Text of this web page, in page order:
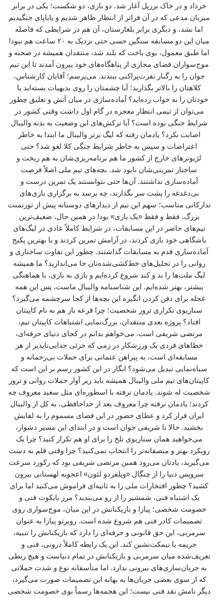
خرداد و در خاک برزیل آغاز شد. دو بازی، دو شکست؛ یکی در برابر
میزبان مدعی که در آن فراتر از انتظار ظاهر شدیم و پایاپای جنگیدیم
اما نشد، و دیگری برابر بلغارستان، آن هم در شرایطی که فاصله
میان این دو مسابقه سنگین حسی حتی نزدیک به ۲۰ ساعت هم نبود!
اما طبق معمول، بوی باخت که بلند شد، منتقدان همیشه در صحنه و
موج‌سواران فضای مجازی از پناهگاه‌های خود بیرون آمدند تا این تیم
جوان را به رگبار نفرت‌پراکنی ببندند. می‌پرسم؛ آقایان کارشناس،
کلاهتان را بالاتر بگذارید؛ آیا چشمتان را روی بدیهیات بسته‌اید یا
خودتان را به خواب زده‌اید؟ آماده‌سازی در میان آتش و تعلیق چطور
می‌توان از تیمی انتظار معجزه در گام اول داشت وقتی کشور در
شرایط جنگی بوده است؟ آیا ترکش‌های این وضعیت به بدنه والیبال
اصابت نکرد؟ یادمان رفته که لیگ برتر والیبال ما ابتدا به خاطر
اعتراضات و سپس به خاطر شرایط جنگی کلا لغو شد؟ حتی
لژیونرهای خارج از کشور ما هم برنامه‌ریزی‌شان به هم ریخت و
ساختار تمرینی‌شان نابود شد. بچه‌های تیم ملی اصلاً فرصت
آماده‌سازی نداشتند. آن‌ها حتی نتوانستند یک تمرین درست و
بی‌دغدغه را پشت سر بگذارند، چه برسد به برگزاری بازی‌های
تدارکاتی مناسب؛ سهم این تیم از دیدارهای دوستانه پیش از تورنمنت
بزرگ، فقط و فقط «یک بازی» بود! در همین حال، ضعیف‌ترین
تیم‌های حاضر در این مسابقات، در شرایط کاملاً عادی در لیگ‌های
باشگاهی خود بازی کردند، در آرامش تمرین کردند و با بهترین پکیج
آماده‌سازی قدم به مسابقات گذاشتند. چطور این تفاوت ساختاری و
روانی را در تحلیل‌های خط‌کشی‌شده‌تان جا می‌اندازید؟ ما همیشه
لیگ ملت‌ها را بد و کند شروع کرده‌ایم و بازی به بازی، با هماهنگی
بیشتر، بهتر شده‌ایم. این شناسنامه والیبال ماست، پس این همه
عجله برای دفن کردن انگیزه این بچه‌ها از کجا سرچشمه می‌گیرد؟
سناریوی تکراری ترور شخصیت؛ چرا قرعه باز هم به نام کاپیتان
افتاد؟ پروژه بعدی منتقدان، بزرگ‌نمایی اشتباهات کاپیتان تیم،
مرتضی شریفی است. می‌خواهم بدانم در کجای دنیای حرفه‌ای،
خطاهای فردی یک ورزشکار در زمی که جزئی جدایی‌ناپذیر از هر
مسابقه‌ای است، به پیراهن عثمانی برای حملات بی‌رحمانه و
سیاه‌نمایی تبدیل می‌شود؟ انگار در این کشور رسم بر این است که
کاپیتان‌های تیم ملی والیبال همیشه باید زیر آوار حملات روانی و ترور
شخصیت له شوند. یادمان نرفته با اسطوره‌ای مثل سعید معروف چه
کردند؛ یادمان نرفته چرا معروف بعد از خداحافظی، به کل از والیبال
ایران فرار کرد و عطای حضور در این فضای مسموم را به لقایش
بخشید. حالا تا شریفی جوان است و در ابتدای این مسیر دشوار،
می‌خواهید همان سناریوی تلخ را برای او هم تکرار کنید؟ چرا یک
رویکرد بهتر و منصفانه‌تر را انتخاب نمی‌کنید؟ چرا وقتی قلم به دست
می‌گیرید، یادتان می‌رود همین مرتضی شریفی بود که رکورد سرعت
سرویس دنیا را از چنگال «ویلفردو لئون» اعجوبه لهستانی بیرون
کشید؟ چطور افتخارات ملی را به ثانیه‌ای فراموش می‌کنید اما برای
یک اشتباه فنی، شمشیر را از رو می‌بندید؟ مرز بایکوت فنی و
خصومت شخصی؛ پیازا و بازیکنانش در این میان، موج‌سواری روی
تصمیمات کادر فنی هم شروع شده است. روبرتو پیازا به عنوان
سرمربی، این حق قانونی و حرفه‌ای را دارد که بازیکنانش را تنبیه،
جریمه یا نیمکت‌نشین کند. این یک رابطه کاملاً درونی، فنی و
تعریف‌شده میان سرمربی و بازیکنانش در تمام دنیاست و هیچ ربطی
به جریان‌سازی‌های بیرونی ندارد. اما متأسفانه نوع و شدت حملاتی
که از سوی بعضی جریان‌ها به بهانه این تصمیمات صورت می‌گیرد،
دیگر نامش نقد فنی نیست؛ این هجمه‌ها رسماً بوی خصومت شخصی